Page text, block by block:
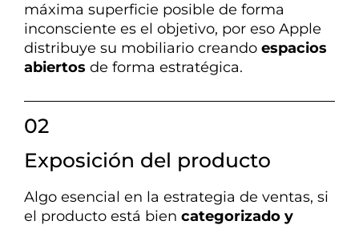
máxima superficie posible de forma
inconsciente es el objetivo, por eso Apple
distribuye su mobiliario creando espacios
abiertos de forma estratégica.
02
Exposición del producto
Algo esencial en la estrategia de ventas, si
el producto está bien categorizado y